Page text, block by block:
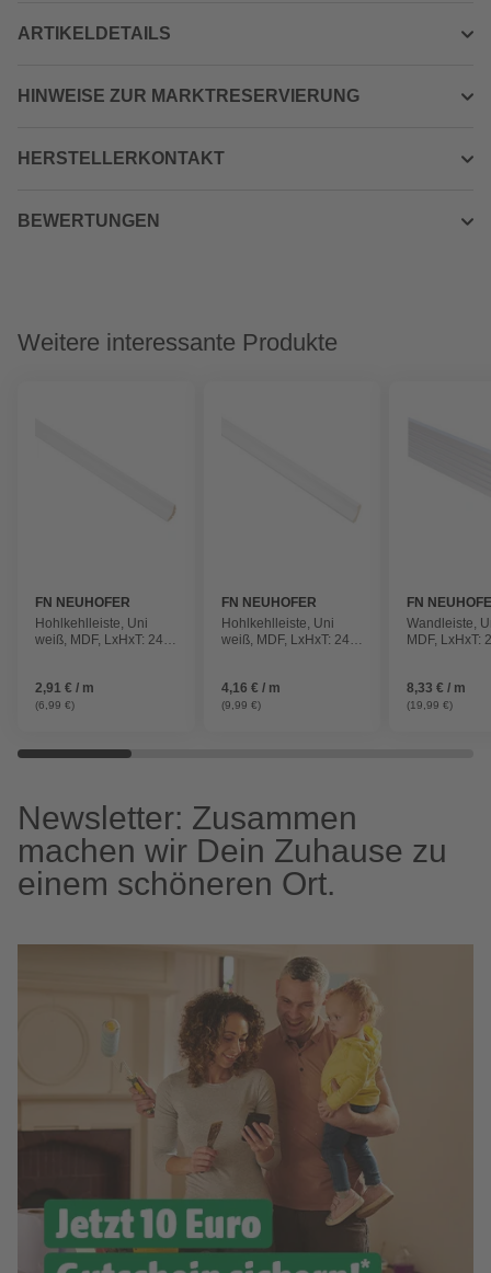
ARTIKELDETAILS
HINWEISE ZUR MARKTRESERVIERUNG
HERSTELLERKONTAKT
BEWERTUNGEN
Weitere interessante Produkte
FN NEUHOFER
Hohlkehlleiste, Uni
weiß, MDF, LxHxT: 240
2,91 € / m
(6,99 €)
FN NEUHOFER
Hohlkehlleiste, Uni
weiß, MDF, LxHxT: 240
4,16 € / m
(9,99 €)
FN
Wandleiste,
MDF, LxHxT:
8,33 € / m
(19,99 €)
Newsletter: Zusammen
machen wir Dein Zuhause zu
einem schöneren Ort.